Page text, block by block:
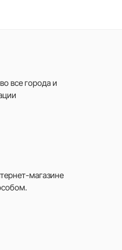
все городаи
магазине